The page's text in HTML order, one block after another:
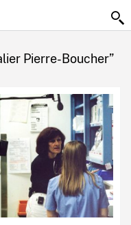
Pierre-Boucher”